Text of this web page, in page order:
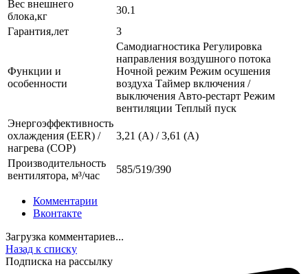
Вес внешнего
блока,кг
30.1
Гарантия,лет
3
Функции и
особенности
Самодиагностика Регулировка
направления воздушного потока
Ночной режим Режим осушения
воздуха Таймер включения /
выключения Авто-рестарт Режим
вентиляции Теплый пуск
Энергоэффективность
охлаждения (EER) /
нагрева (COP)
3,21 (A) / 3,61 (A)
Производительность
вентилятора, м³/час
585/519/390
Комментарии
Вконтакте
Загрузка комментариев...
Назад к списку
Подписка на рассылку